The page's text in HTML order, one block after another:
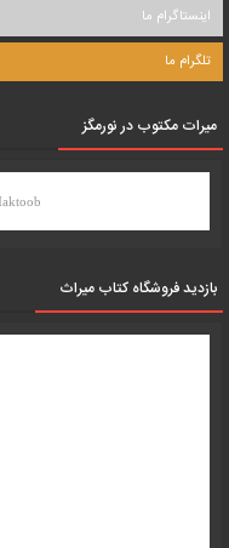
اینستاگرام ما
تلگرام ما
میرات مکتوب در نورمگز
بازدید فروشگاه کتاب میراث